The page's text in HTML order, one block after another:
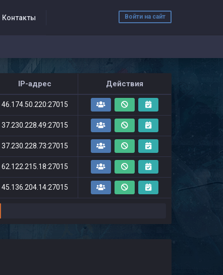
Войти на сайт
Контакты
IP-адрес Действия
46.174.50.220:27015
37.230.228.49:27015
37.230.228.73:27015
62.122.215.18:27015
45.136.204.14:27015